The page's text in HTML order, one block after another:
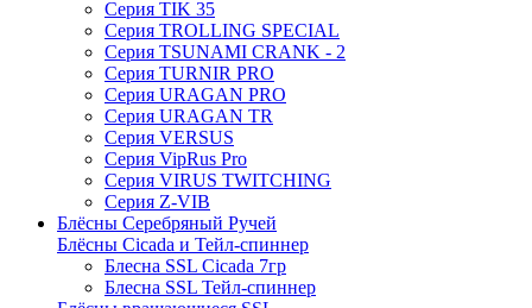
Серия TIK 35
Серия TROLLING SPECIAL
Серия TSUNAMI CRANK - 2
Серия TURNIR PRO
Серия URAGAN PRO
Серия URAGAN TR
Серия VERSUS
Серия VipRus Pro
Серия VIRUS TWITCHING
Серия Z-VIB
Блёсны Серебряный Ручей
Блёсны Cicada и Тейл-спиннер
Блесна SSL Cicada 7гр
Блесна SSL Тейл-спиннер